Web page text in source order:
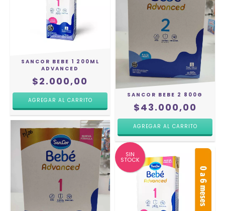
SANCOR BEBE 1 200ML
ADVANCED
$2.000,00
SANCOR BEBE 2 800G
$43.000,00
SIN
STOCK